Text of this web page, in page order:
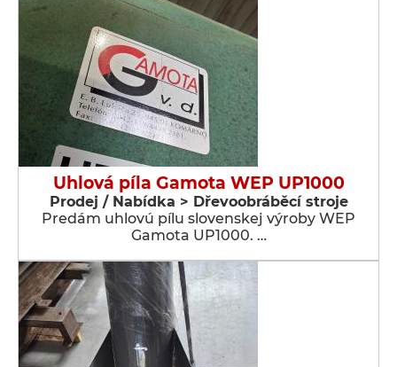
Uhlová píla Gamota WEP UP1000
Prodej / Nabídka > Dřevoobráběcí stroje
Predám uhlovú pílu slovenskej výroby WEP
Gamota UP1000. …